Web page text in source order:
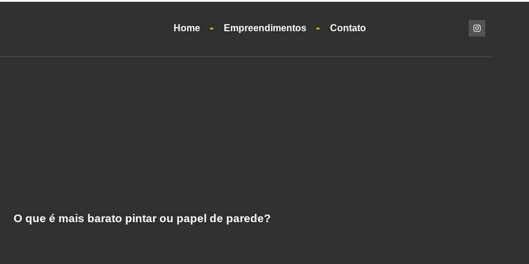
Home Empreendimentos Contato
O que é mais barato pintar ou papel de parede?